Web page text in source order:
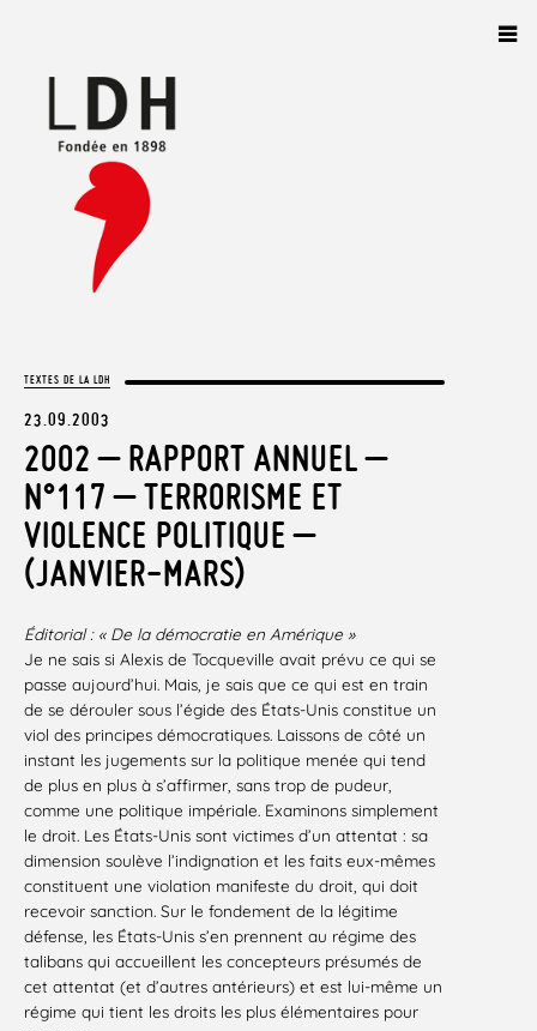
TEXTES DE LA LDH
23.09.2003
2002 – RAPPORT ANNUEL –
N°117 – TERRORISME ET
VIOLENCE POLITIQUE –
(JANVIER-MARS)
Éditorial : « De la démocratie en Amérique »
Je ne sais si Alexis de Tocqueville avait prévu ce qui se
passe aujourd’hui. Mais, je sais que ce qui est en train
de se dérouler sous l’égide des États-Unis constitue un
viol des principes démocratiques. Laissons de côté un
instant les jugements sur la politique menée qui tend
de plus en plus à s’affirmer, sans trop de pudeur,
comme une politique impériale. Examinons simplement
le droit. Les États-Unis sont victimes d’un attentat : sa
dimension soulève l’indignation et les faits eux-mêmes
constituent une violation manifeste du droit, qui doit
recevoir sanction. Sur le fondement de la légitime
défense, les États-Unis s’en prennent au régime des
talibans qui accueillent les concepteurs présumés de
cet attentat (et d’autres antérieurs) et est lui-même un
régime qui tient les droits les plus élémentaires pour